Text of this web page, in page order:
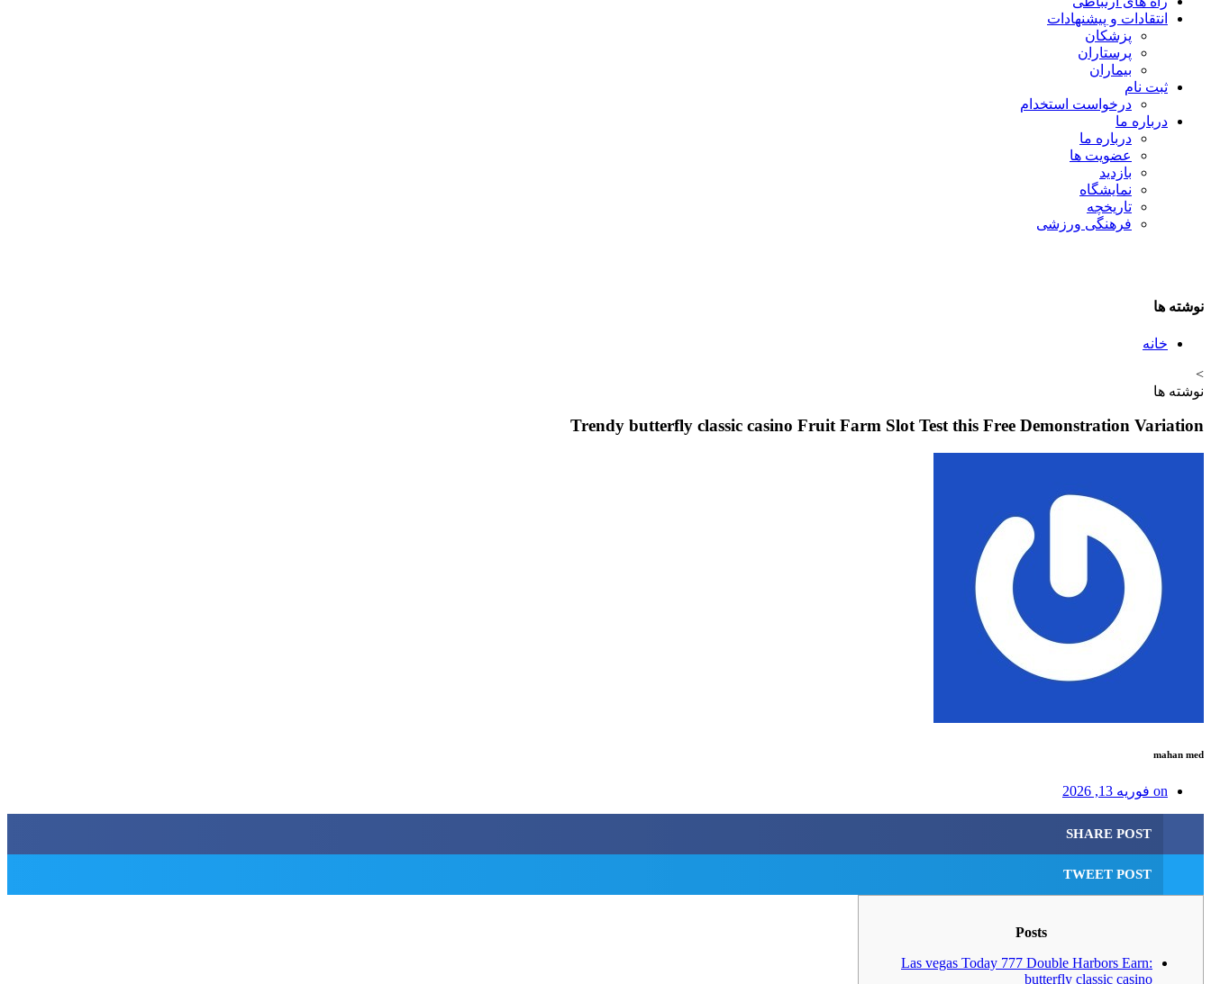
انتقادات و پيشنهادات
پزشكان
پرستاران
بيماران
ثبت نام
درخواست استخدام
درباره ما
درباره ما
عضویت ها
بازدید
نمایشگاه
تاريخچه
فرهنگی ورزشی
نوشته ها
خانه
>
نوشته ها
Trendy butterfly classic casino Fruit Farm Slot Test this Free Demonstration Variation
mahan med
on فوریه 13, 2026
SHARE POST
TWEET POST
Posts
Las vegas Today 777 Double Harbors Earn:
butterfly classic casino